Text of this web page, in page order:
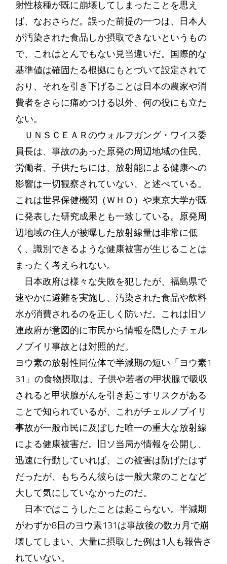
射性核種が既に崩壊してしまったことを思え
ば、なおさらだ。誤った前提の一つは、日本人
が汚染された食品しか摂取できないというもの
で、これはとんでもない見当違いだ。国際的な
基準値は確固たる根拠にもとづいて設定されて
おり、それを引き下げることは日本の農家や消
費者をさらに痛めつける以外、何の役にも立た
ない。
ＵＮＳＣＥＡＲのウォルフガング・ワイス委
員長は、事故のあった原発の周辺地域の住民、
労働者、子供たちには、放射能による健康への
影響は一切観察されていない、と述べている。
これは世界保健機関（ＷＨＯ）や東京大学が既
に発表した研究成果とも一致している。原発周
辺地域の住人が被曝した放射線量は非常に低
く、識別できるような健康被害が生じることは
まったく考えられない。
日本政府は様々な失敗を犯したが、福島県で
速やかに避難を実施し、汚染された食品や飲料
水が消費されるのを正しく防いだ。これは旧ソ
連政府が意図的に市民から情報を隠したチェル
ノブイリ事故とは対照的だ。
ヨウ素の放射性同位体で半減期の短い「ヨウ素1
31」の食物摂取は、子供や若者の甲状腺で吸収
されると甲状腺がんを引き起こすリスクがある
ことで知られているが、これがチェルノブイリ
事故が一般市民に及ぼした唯一の重大な放射線
による健康被害だ。旧ソ当局が情報を公開し、
迅速に行動していれば、この被害は防げたはず
だったが、もちろん彼らは一般大衆のことなど
大して気にしていなかったのだ。
日本ではこうしたことは起こらない。半減期
がわずか8日のヨウ素131は事故後の数カ月で崩
壊してしまい、大量に摂取した例は1人も報告さ
れていない。